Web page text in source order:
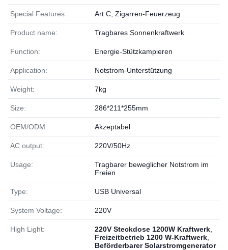
Special Features: Art C, Zigarren-Feuerzeug
Product name: Tragbares Sonnenkraftwerk
Function: Energie-Stützkampieren
Application: Notstrom-Unterstützung
Weight: 7kg
Size: 286*211*255mm
OEM/ODM: Akzeptabel
AC output: 220V/50Hz
Usage:
Tragbarer beweglicher Notstrom im
Freien
Type: USB Universal
System Voltage: 220V
High Light: 220V Steckdose 1200W Kraftwerk
Freizeitbetrieb 1200 W-Kraftwerk
Beförderbarer Solarstromgenerator